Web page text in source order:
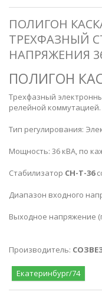
ПОЛИГОН
ТРЕХФАЗНЫЙ
НАПРЯЖЕНИЯ
ПОЛИГОН
Трехфазный
релейной коммутацией.
Тип регулирования:
Мощность: 36 кВА, по
Стабилизатор СН-Т-36
Диапазон входного
Выходное напряжение
Производитель:
Екатеринбург/74